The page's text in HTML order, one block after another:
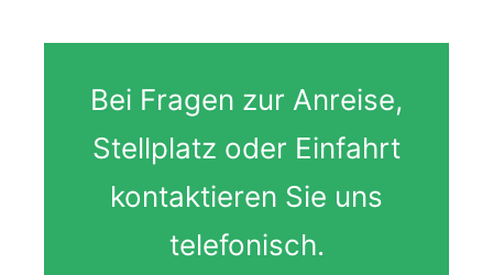
Bei Fragen zur Anreise,
Stellplatz oder Einfahrt
kontaktieren Sie uns
telefonisch.